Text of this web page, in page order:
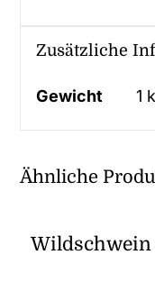
Zusätzliche
Gewicht 1
Ähnliche
Wildschwein